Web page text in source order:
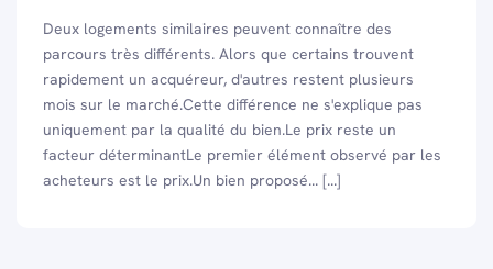
Deux logements similaires peuvent connaître des
parcours très différents. Alors que certains trouvent
rapidement un acquéreur, d'autres restent plusieurs
mois sur le marché.Cette différence ne s'explique pas
uniquement par la qualité du bien.Le prix reste un
facteur déterminantLe premier élément observé par les
acheteurs est le prix.Un bien proposé... [...]